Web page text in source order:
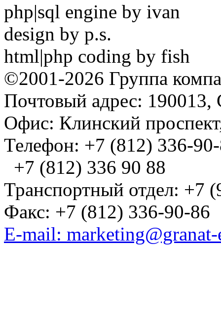
php|sql engine by ivan
design by p.s.
html|php coding by fish
©2001-2026 Группа
Почтовый адрес: 190013,
Офис: Клинский
Телефон: +7 (812) 336-
+7 (812) 336 90 88
Транспортный отдел: +7
Факс: +7 (812) 336-90-86
E-mail: